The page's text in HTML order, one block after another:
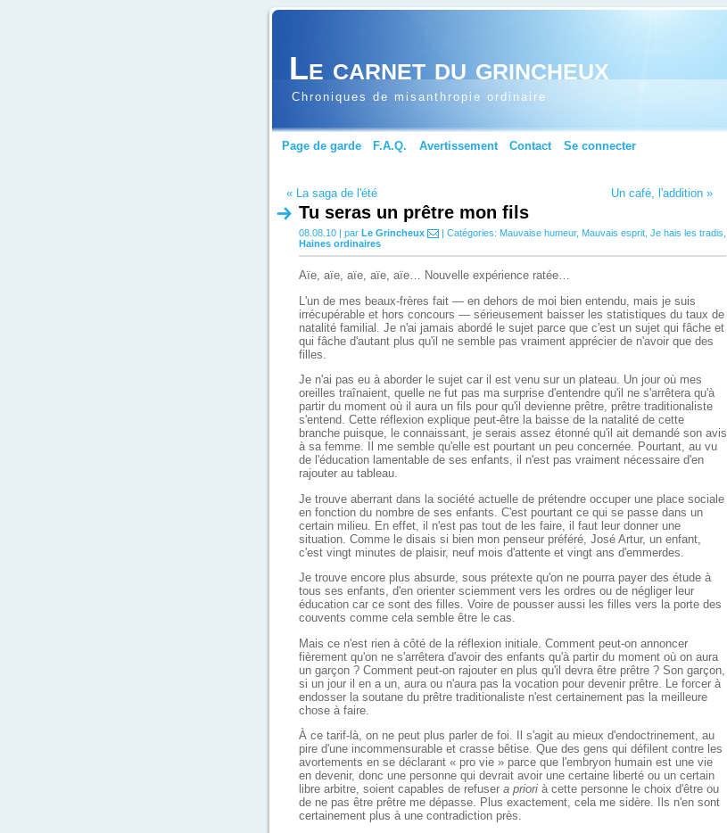
Le carnet du grincheux
Chroniques de misanthropie ordinaire
Page de garde F.A.Q. Avertissement Contact Se connecter
« La saga de l'été Un café, l'addition »
Tu seras un prêtre mon fils
08.08.10 | par Le Grincheux | Catégories: Mauvaise humeur, Mauvais esprit Je hais les tradis
Haines ordinaires
Aïe, aïe, aïe, aïe, aïe… Nouvelle expérience ratée…
L'un de mes beaux-frères fait — en dehors de moi bien entendu, mais je suis
irrécupérable et hors concours — sérieusement baisser les statistiques du taux de
natalité familial. Je n'ai jamais abordé le sujet parce que c'est un sujet qui fâche et
qui fâche d'autant plus qu'il ne semble pas vraiment apprécier de n'avoir que des
filles.
Je n'ai pas eu à aborder le sujet car il est venu sur un plateau. Un jour où mes
oreilles traînaient, quelle ne fut pas ma surprise d'entendre qu'il ne s'arrêtera qu'à
partir du moment où il aura un fils pour qu'il devienne prêtre, prêtre traditionaliste
s'entend. Cette réflexion explique peut-être la baisse de la natalité de cette
branche puisque, le connaissant, je serais assez étonné qu'il ait demandé son avis
à sa femme. Il me semble qu'elle est pourtant un peu concernée. Pourtant, au vu
de l'éducation lamentable de ses enfants, il n'est pas vraiment nécessaire d'en
rajouter au tableau.
Je trouve aberrant dans la société actuelle de prétendre occuper une place sociale
en fonction du nombre de ses enfants. C'est pourtant ce qui se passe dans un
certain milieu. En effet, il n'est pas tout de les faire, il faut leur donner une
situation. Comme le disais si bien mon penseur préféré, José Artur, un enfant,
c'est vingt minutes de plaisir, neuf mois d'attente et vingt ans d'emmerdes.
Je trouve encore plus absurde, sous prétexte qu'on ne pourra payer des étude à
tous ses enfants, d'en orienter sciemment vers les ordres ou de négliger leur
éducation car ce sont des filles. Voire de pousser aussi les filles vers la porte des
couvents comme cela semble être le cas.
Mais ce n'est rien à côté de la réflexion initiale. Comment peut-on annoncer
fièrement qu'on ne s'arrêtera d'avoir des enfants qu'à partir du moment où on aura
un garçon ? Comment peut-on rajouter en plus qu'il devra être prêtre ? Son garçon,
si un jour il en a un, aura ou n'aura pas la vocation pour devenir prêtre. Le forcer à
endosser la soutane du prêtre traditionaliste n'est certainement pas la meilleure
chose à faire.
À ce tarif-là, on ne peut plus parler de foi. Il s'agit au mieux d'endoctrinement, au
pire d'une incommensurable et crasse bêtise. Que des gens qui défilent contre les
avortements en se déclarant « pro vie » parce que l'embryon humain est une vie
en devenir, donc une personne qui devrait avoir une certaine liberté ou un certain
libre arbitre, soient capables de refuser a priori à cette personne le choix d'être ou
de ne pas être prêtre me dépasse. Plus exactement, cela me sidère. Ils n'en sont
certainement plus à une contradiction près.